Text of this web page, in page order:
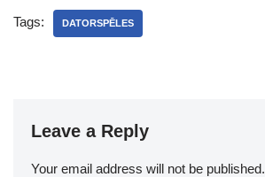
Tags: DATORSPĒLES
Leave a Reply
Your email address will not be published.